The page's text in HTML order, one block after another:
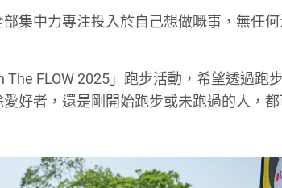
集中力專注投入於自己想做嘅事，無任
The FLOW 2025」跑步活動，希望透過跑
好者，還是剛開始跑步或未跑過的人，